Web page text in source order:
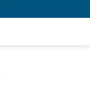
Disita Polisi di